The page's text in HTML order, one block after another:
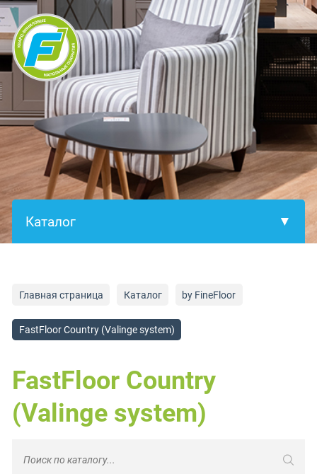
Главная страница Каталог by FineFloor
FastFloor Country (Valinge system)
FastFloor Country
(Valinge system)
×